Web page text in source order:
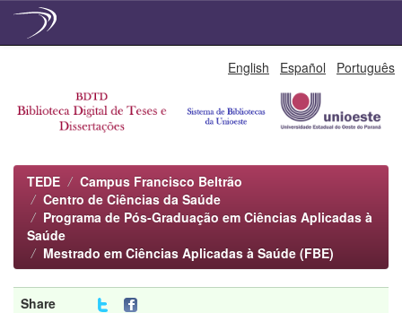
English Español Português
TEDE
Campus Francisco Beltrão
Centro de Ciências da Saúde
Programa de Pós-Graduação em Ciências Aplicadas à
Saúde
Mestrado em Ciências Aplicadas à Saúde (FBE)
Share